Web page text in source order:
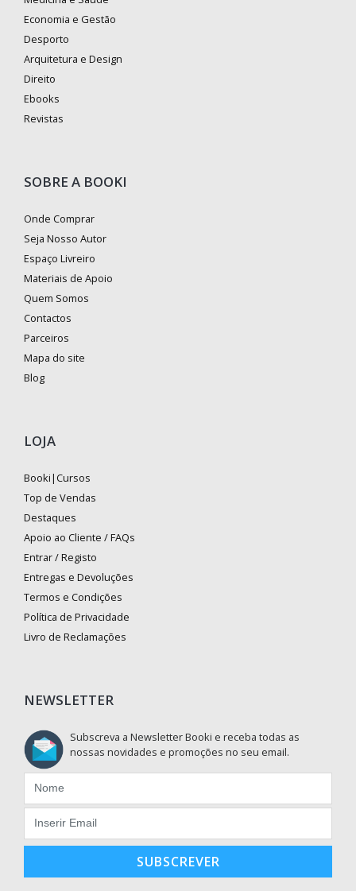
Economia e Gestão
Desporto
Arquitetura e Design
Direito
Ebooks
Revistas
SOBRE A BOOKI
Onde Comprar
Seja Nosso Autor
Espaço Livreiro
Materiais de Apoio
Quem Somos
Contactos
Parceiros
Mapa do site
Blog
LOJA
Booki|Cursos
Top de Vendas
Destaques
Apoio ao Cliente / FAQs
Entrar / Registo
Entregas e Devoluções
Termos e Condições
Política de Privacidade
Livro de Reclamações
NEWSLETTER
Subscreva a Newsletter Booki e receba todas as
nossas novidades e promoções no seu email.
SUBSCREVER